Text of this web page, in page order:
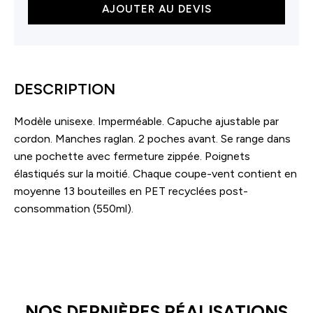
AJOUTER AU DEVIS
DESCRIPTION
Modèle unisexe. Imperméable. Capuche ajustable par
cordon. Manches raglan. 2 poches avant. Se range dans
une pochette avec fermeture zippée. Poignets
élastiqués sur la moitié. Chaque coupe-vent contient en
moyenne 13 bouteilles en PET recyclées post-
consommation (550ml).